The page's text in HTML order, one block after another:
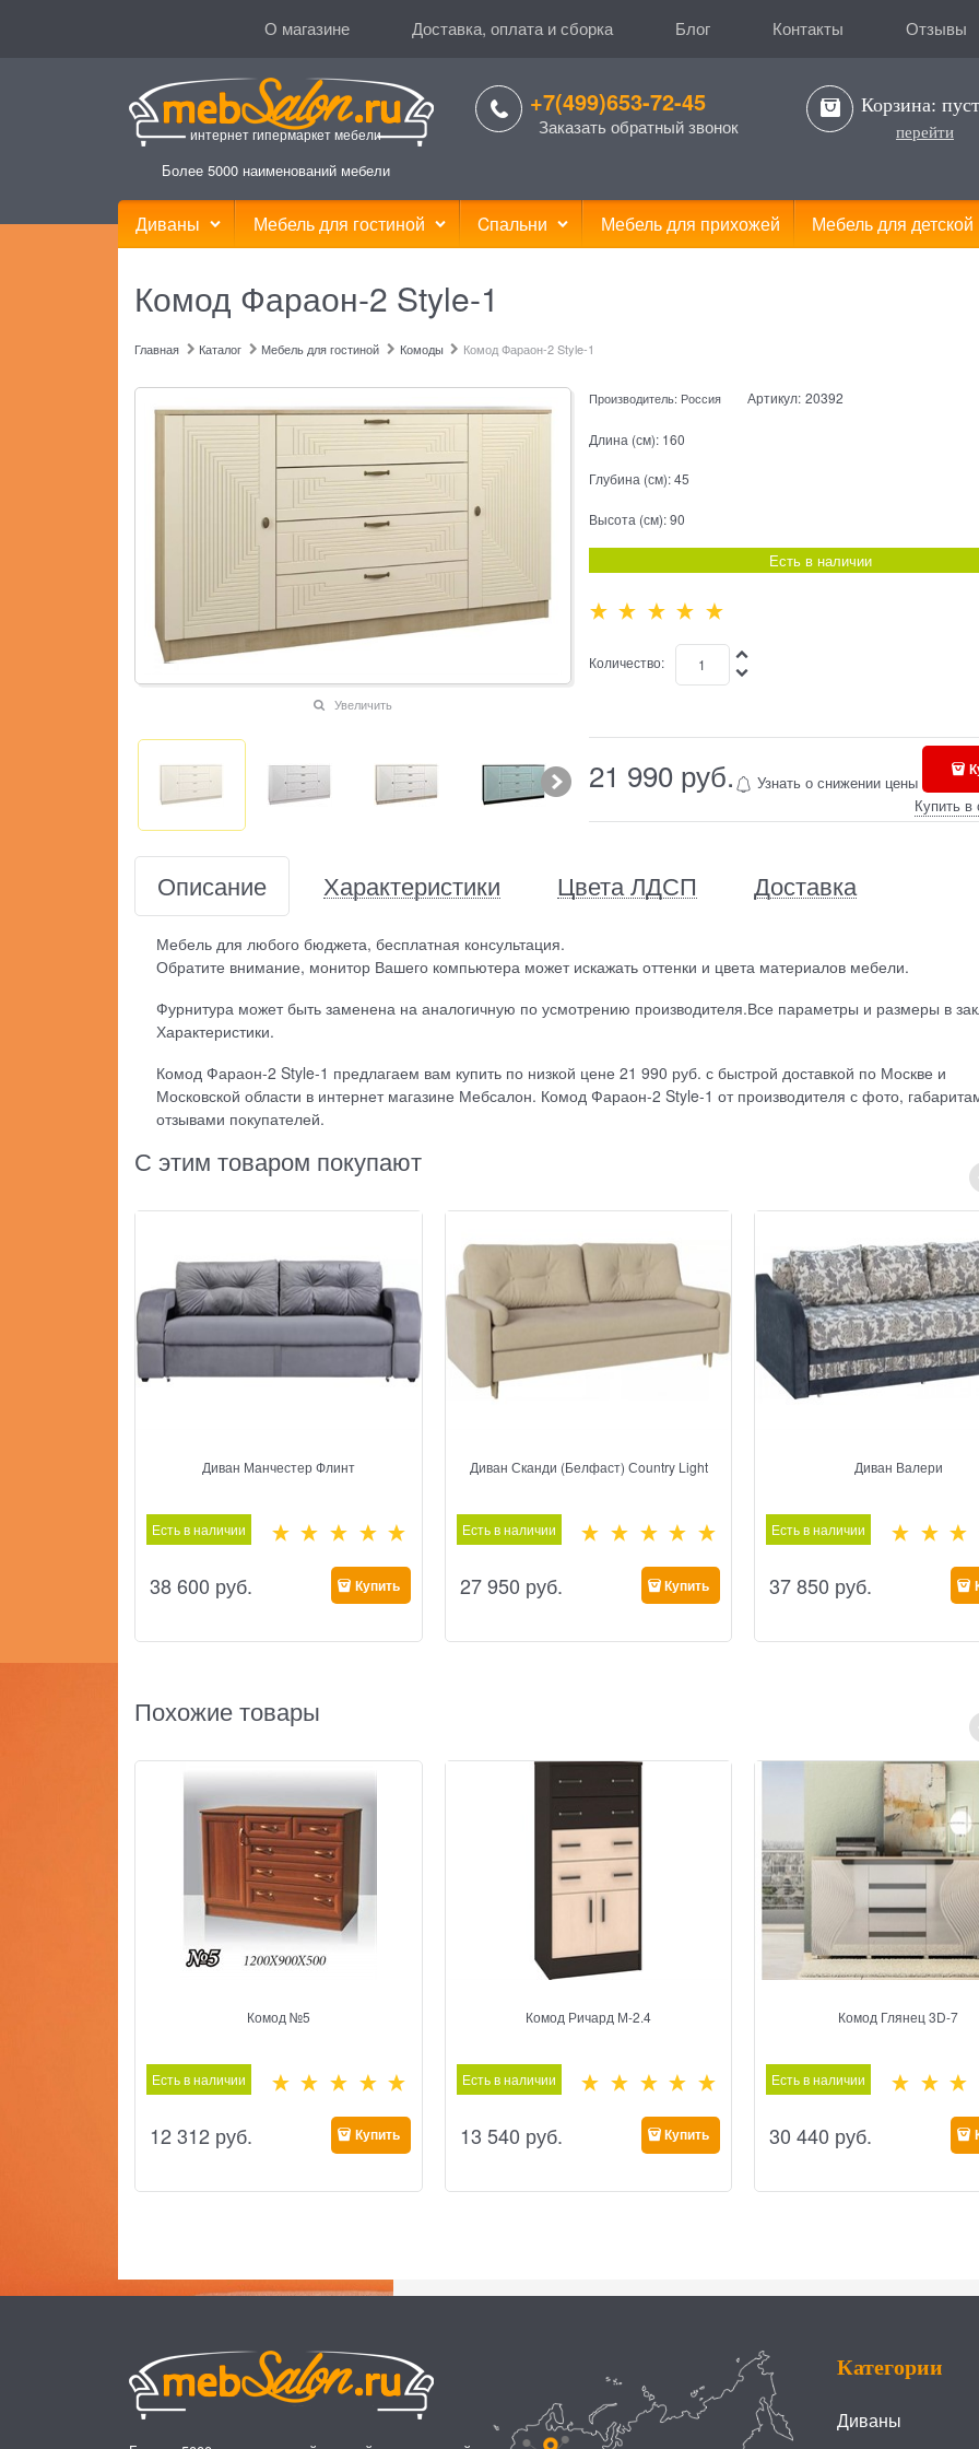
О магазине Доставка, оплата и сборка Блог Контакты Отзывы
интернет гипермаркет мебели
Более 5000 наименований мебели
+7(499)653-72-45
Заказать обратный звонок
Корзина:
перейти
Диваны Мебель для гостиной Cпальни Мебель для прихожей Мебель для детской
Комод Фараон-2 Style-1
Главная Каталог Мебель для гостиной Комоды Комод Фараон-2 Style-1
Увеличить
Производитель: Россия Артикул: 20392
Длина (см): 160
Глубина (см):45
Высота (см):90
Есть в наличии
Количество:
21 990 руб. Узнать о снижении цены
Купить в
Описание Характеристики Цвета ЛДСП Доставка
Мебель для любого бюджета, бесплатная консультация.
Обратите внимание, монитор Вашего компьютера может искажать оттенки и цвета материалов мебели.
Фурнитура может быть заменена на аналогичную по усмотрению производителя.Все параметры и размеры в
Характеристики.
Комод Фараон-2 Style-1 предлагаем вам купить по низкой цене 21 990 руб. с быстрой доставкой по Москве и
Московской области в интернет магазине Мебсалон. Комод Фараон-2 Style-1 от производителя с фото,
отзывами покупателей.
С этим товаром покупают
Диван Манчестер Флинт
Есть в наличии
38 600 руб. Купить
Диван Сканди (Белфаст) Сountry Light
Есть в наличии
27 950 руб. Купить
Диван Валери
Есть в наличии
37 850 руб.
Похожие товары
Комод №5
Есть в наличии
12 312 руб. Купить
Комод Ричард М-2.4
Есть в наличии
13 540 руб. Купить
Комод Глянец 3D-7
Есть в наличии
30 440 руб.
Категории
Диваны